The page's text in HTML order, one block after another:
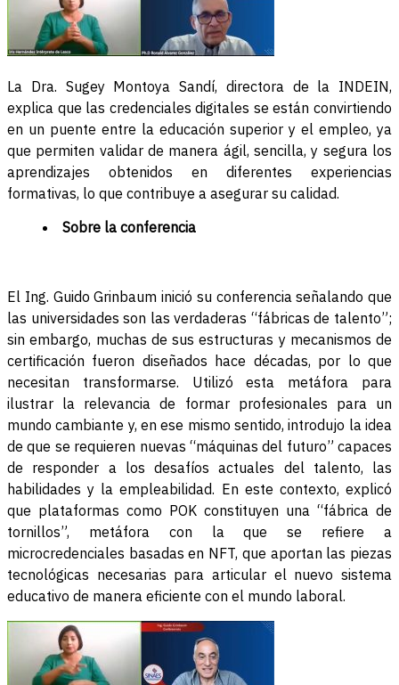
La Dra. Sugey Montoya Sandí, directora de la INDEIN,
explica que las credenciales digitales se están convirtiendo
en un puente entre la educación superior y el empleo, ya
que permiten validar de manera ágil, sencilla, y segura los
aprendizajes obtenidos en diferentes experiencias
formativas, lo que contribuye a asegurar su calidad.
Sobre la conferencia
El Ing. Guido Grinbaum inició su conferencia señalando que
las universidades son las verdaderas “fábricas de talento”;
sin embargo, muchas de sus estructuras y mecanismos de
certificación fueron diseñados hace décadas, por lo que
necesitan transformarse. Utilizó esta metáfora para
ilustrar la relevancia de formar profesionales para un
mundo cambiante y, en ese mismo sentido, introdujo la idea
de que se requieren nuevas “máquinas del futuro” capaces
de responder a los desafíos actuales del talento, las
habilidades y la empleabilidad. En este contexto, explicó
que plataformas como POK constituyen una “fábrica de
tornillos”, metáfora con la que se refiere a
microcredenciales basadas en NFT, que aportan las piezas
tecnológicas necesarias para articular el nuevo sistema
educativo de manera eficiente con el mundo laboral.